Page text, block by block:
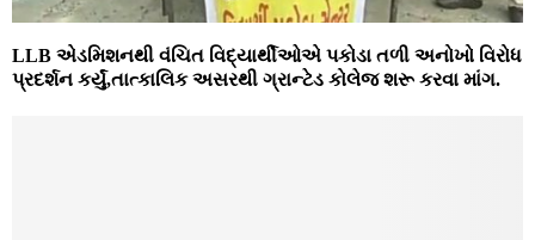
LLB એડમિશનથી વંચિત વિદ્યાર્થીઓએ પકોડા તળી અનોખો વિરોધ
પ્રદર્શન કર્યું,તાત્કાલિક અસરથી ગ્રાન્ટેડ કોલેજ શરૂ કરવા માંગ.